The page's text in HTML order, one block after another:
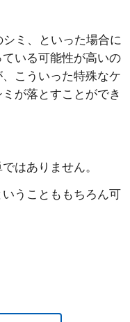
ミ、といった場合に
いる可能性が高いの
こういった特殊なケ
が落とすことができ
はありません。
うことももちろん可